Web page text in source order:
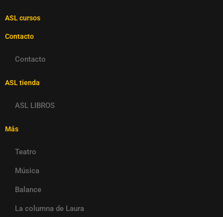
ASL cursos
Contacto
Contacto
ASL tienda
ASL LIBROS
Más
Teatro
Música
Balance
La columna de Laura